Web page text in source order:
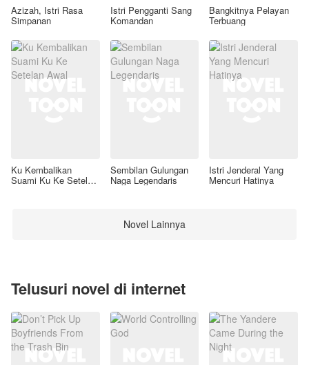
Azizah, Istri Rasa
Simpanan
Istri Pengganti Sang
Komandan
Bangkitnya Pelayan
Terbuang
Ku Kembalikan
Suami Ku Ke Setelan
Sembilan Gulungan
Naga Legendaris
Istri Jenderal Yang
Mencuri Hatinya
Novel Lainnya
Telusuri novel di internet